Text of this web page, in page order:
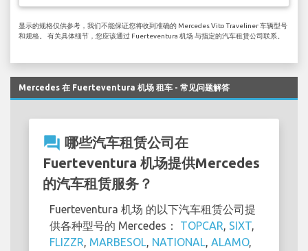
显示的规格仅供参考，我们不能保证您将收到准确的 Mercedes Vito Traveliner 车辆型号
和规格。 有关具体细节，您应该通过 Fuerteventura 机场 与指定的汽车租赁公司联系。
Mercedes 在 Fuerteventura 机场 租车 - 常见问题解答
question_answer 哪些汽车租赁公司在
Fuerteventura 机场提供Mercedes
的汽车租赁服务？
Fuerteventura 机场 的以下汽车租赁公司提
供各种型号的 Mercedes： TOPCAR SIXT
FLIZZR MARBESOL NATIONAL ALAMO,